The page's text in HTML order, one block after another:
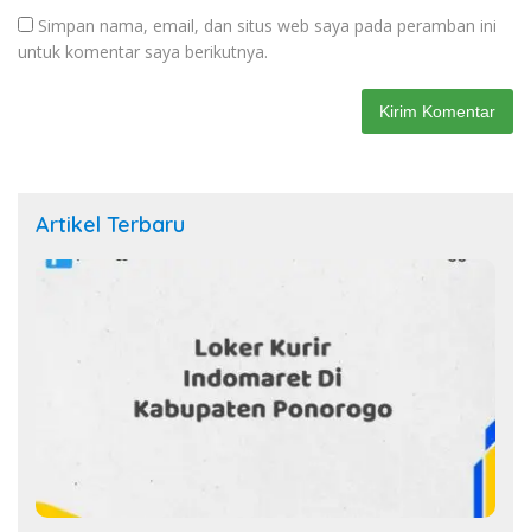
Simpan nama, email, dan situs web saya pada peramban ini
untuk komentar saya berikutnya.
Artikel Terbaru